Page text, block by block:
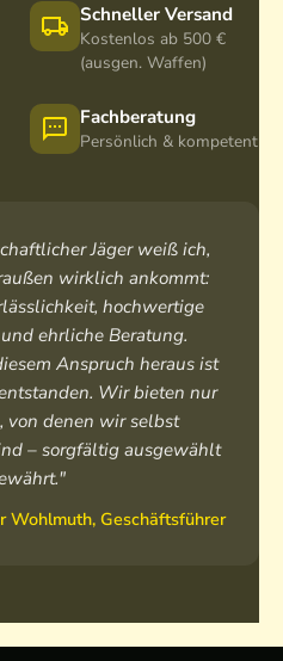
Schneller Versand
Kostenlos ab 500 €
(ausgen. Waffen)
Fachberatung
Persönlich & kompetent
Jäger weiß ich,
wirklich ankommt:
hochwertige
ehrliche Beratung.
Anspruch heraus ist
Wir bieten nur
von denen wir selbst
– sorgfältig ausgewählt
Wohlmuth, Geschäftsführer